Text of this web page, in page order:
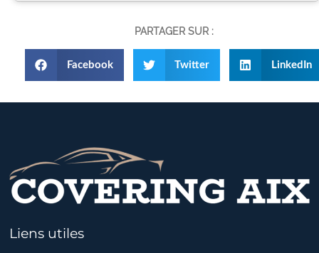
PARTAGER SUR :
Facebook Twitter LinkedIn
Liens utiles